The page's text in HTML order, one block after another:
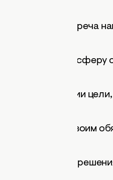
наша встреча
атмосферу
в достижении
отношение к своим
и взвешенные